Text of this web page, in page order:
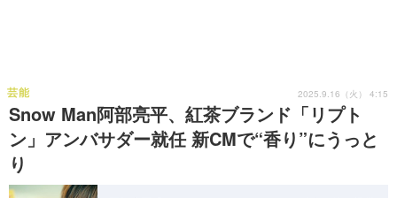
Snow Man阿部亮平、紅茶ブランド「リプト
ン」アンバサダー就任 新CMで“香り”にうっと
り
芸能 2025.9.16（火） 4:15